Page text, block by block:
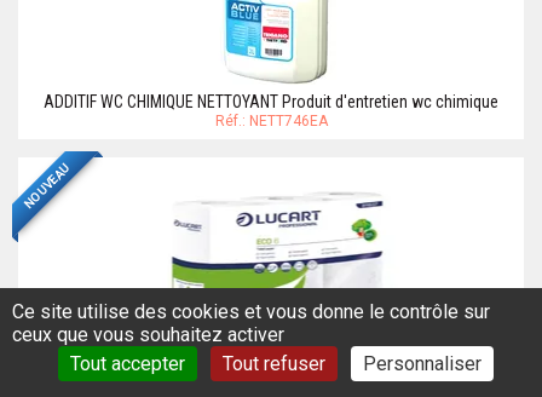
ADDITIF WC CHIMIQUE NETTOYANT Produit d'entretien wc chimique
Réf.: NETT746EA
NOUVEAU
PAPIER HYGIENIQUE WC CHIMIQUE - 6 ROULEAUX
Réf.: PAPI958EA
Ce site utilise des cookies et vous donne le contrôle sur
ceux que vous souhaitez activer
Tout accepter
Tout refuser Personnaliser